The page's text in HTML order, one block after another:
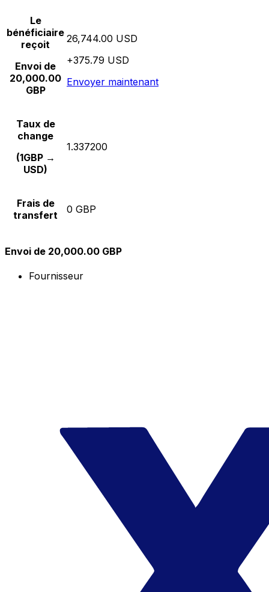
Le
bénéficiaire
reçoit
Envoi de
20,000.00
GBP
26,744.00 USD
+375.79 USD
Envoyer maintenant
Taux de
change
(1GBP →
USD)
1.337200
Frais de
transfert
0 GBP
Envoi de 20,000.00 GBP
Fournisseur